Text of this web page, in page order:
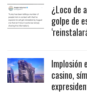
¿Loco de
golpe de
Implosión
casino,